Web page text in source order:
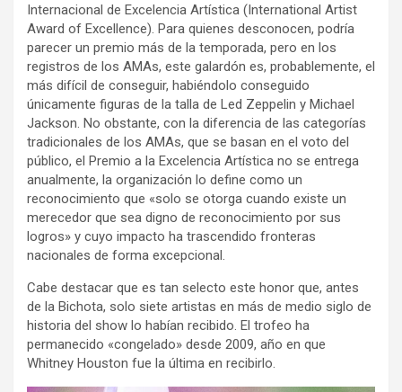
Internacional de Excelencia Artística (International Artist
Award of Excellence). Para quienes desconocen, podría
parecer un premio más de la temporada, pero en los
registros de los AMAs, este galardón es, probablemente, el
más difícil de conseguir, habiéndolo conseguido
únicamente figuras de la talla de Led Zeppelin y Michael
Jackson. No obstante, con la diferencia de las categorías
tradicionales de los AMAs, que se basan en el voto del
público, el Premio a la Excelencia Artística no se entrega
anualmente, la organización lo define como un
reconocimiento que «solo se otorga cuando existe un
merecedor que sea digno de reconocimiento por sus
logros» y cuyo impacto ha trascendido fronteras
nacionales de forma excepcional.
Cabe destacar que es tan selecto este honor que, antes
de la Bichota, solo siete artistas en más de medio siglo de
historia del show lo habían recibido. El trofeo ha
permanecido «congelado» desde 2009, año en que
Whitney Houston fue la última en recibirlo.